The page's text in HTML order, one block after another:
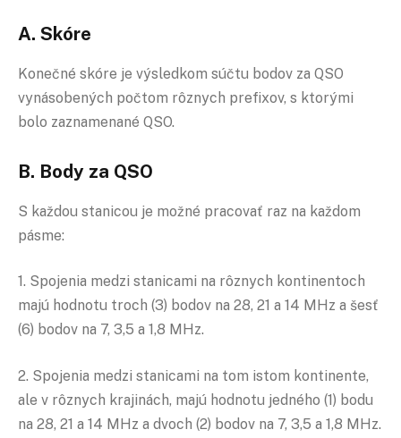
A. Skóre
Konečné skóre je výsledkom súčtu bodov za QSO
vynásobených počtom rôznych prefixov, s ktorými
bolo zaznamenané QSO.
B. Body za QSO
S každou stanicou je možné pracovať raz na každom
pásme:
1. Spojenia medzi stanicami na rôznych kontinentoch
majú hodnotu troch (3) bodov na 28, 21 a 14 MHz a šesť
(6) bodov na 7, 3,5 a 1,8 MHz.
2. Spojenia medzi stanicami na tom istom kontinente,
ale v rôznych krajinách, majú hodnotu jedného (1) bodu
na 28, 21 a 14 MHz a dvoch (2) bodov na 7, 3,5 a 1,8 MHz.